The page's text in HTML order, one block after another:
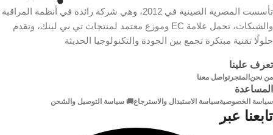
شكل
الكابل
دائري
خامة
الموصلات
دقة 4K
الخامة
الموصلات مطلية بالذهب
تأسست المصرية الصينية في 2012، وهي شركة رائدة في أنظمة المراقبة
والشبكات، تحمل علامة EC وموزع معتمد لمنتجات تي بي لينك، وتقدم
حلولًا تقنية مبتكرة تجمع بين الجودة والتكنولوجيا الحديثة
تعرف علينا
من نحن المتجرتواصل معنا
المساعدة
سياسة الخصوصيةسياسة الاستبدال والاسترجاع🚚 سياسة التوصيل والشحن
تابعنا عبر